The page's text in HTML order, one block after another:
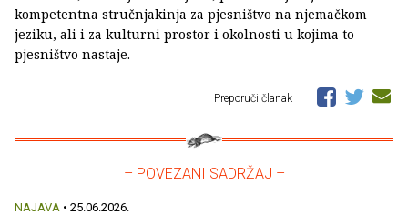
kompetentna stručnjakinja za pjesništvo na njemačkom
jeziku, ali i za kulturni prostor i okolnosti u kojima to
pjesništvo nastaje.
Preporuči članak
– POVEZANI SADRŽAJ –
NAJAVA • 25.06.2026.